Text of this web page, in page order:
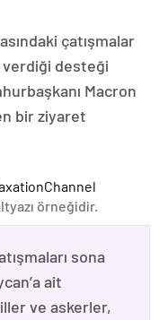
çatışmalar
verdiği desteği
Macron
bir ziyaret
örneğidir.
sona
ait
ve askerler,